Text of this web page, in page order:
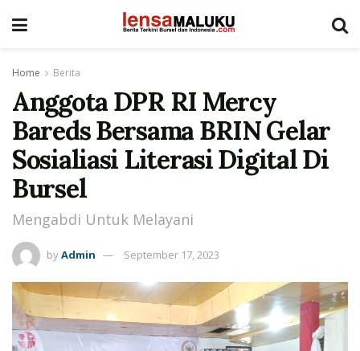
Home Berita
Anggota DPR RI Mercy
Bareds Bersama BRIN Gelar
Sosialiasi Literasi Digital Di
Bursel
Mengabdi Untuk Melayani
byAdmin September 17, 2023